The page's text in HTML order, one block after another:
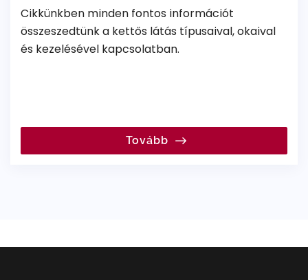
Cikkünkben minden fontos információt
összeszedtünk a kettős látás típusaival, okaival
és kezelésével kapcsolatban.
Tovább